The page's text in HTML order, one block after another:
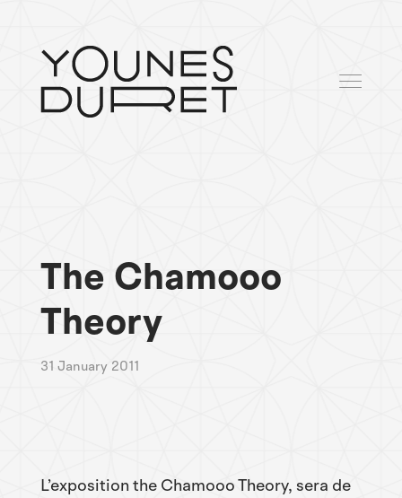
The Chamooo
Theory
31 January 2011
L’exposition the Chamooo Theory, sera de